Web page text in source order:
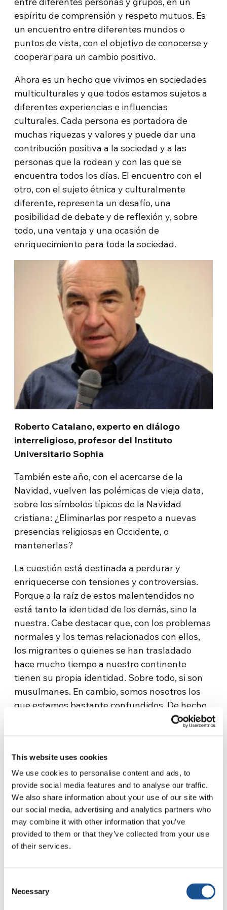
This website uses cookies
We use cookies to personalise content and ads, to
provide social media features and to analyse our traffic.
We also share information about your use of our site with
our social media, advertising and analytics partners who
may combine it with other information that you’ve
provided to them or that they’ve collected from your use
of their services.
Selection
Necessary
espíritu de comprensión y respeto mutuos. Es
un encuentro entre diferentes mundos o
puntos de vista, con el objetivo de conocerse y
cooperar para un cambio positivo.
Ahora es un hecho que vivimos en sociedades
multiculturales y que todos estamos sujetos a
diferentes experiencias e influencias
culturales. Cada persona es portadora de
muchas riquezas y valores y puede dar una
contribución positiva a la sociedad y a las
personas que la rodean y con las que se
encuentra todos los días. El encuentro con el
otro, con el sujeto étnica y culturalmente
diferente, representa un desafío, una
posibilidad de debate y de reflexión y, sobre
todo, una ventaja y una ocasión de
enriquecimiento para toda la sociedad.
Roberto Catalano, experto en diálogo
interreligioso, profesor del Instituto
Universitario Sophia
También este año, con el acercarse de la
Navidad, vuelven las polémicas de vieja data,
sobre los símbolos típicos de la Navidad
cristiana: ¿Eliminarlas por respeto a nuevas
presencias religiosas en Occidente, o
mantenerlas?
La cuestión está destinada a perdurar y
enriquecerse con tensiones y controversias.
Porque a la raíz de estos malentendidos no
está tanto la identidad de los demás, sino la
nuestra. Cabe destacar que, con los problemas
normales y los temas relacionados con ellos,
los migrantes o quienes se han trasladado
hace mucho tiempo a nuestro continente
tienen su propia identidad. Sobre todo, si son
musulmanes. En cambio, somos nosotros los
que estamos bastante confundidos. De hecho,
es interesante notar que las diferentes
personas o grupos sociales de nuestra casa.
Normalmente nacen del mundo occidental
laico, o mejor dicho laicista, occidental que, en
nombre de un enmascarado deseo de asegurar
la integración social de grupos pertenecientes
a otras culturas y religiones, tiende a aplanar la
identidad occidental y sus raíces judeo-
el deseo de aplanar el sentimiento religioso. Es
la larga ola del legado que proviene del